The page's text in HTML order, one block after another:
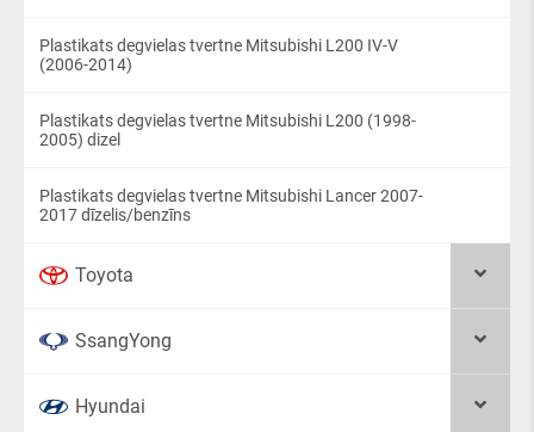
Plastikats degvielas tvertne Mitsubishi L200 IV-V
(2006-2014)
Plastikats degvielas tvertne Mitsubishi L200 (1998-
2005) dizel
Plastikats degvielas tvertne Mitsubishi Lancer 2007-
2017 dīzelis/benzīns
Toyota
SsangYong
Hyundai